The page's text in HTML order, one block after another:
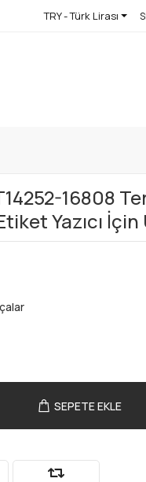
TRY - Türk Lirası
16808
Yazıcı
SEPETE EKLE